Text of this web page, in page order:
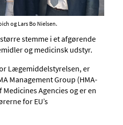
og Lars Bo Nielsen.
stemme i et afgørende
og medicinsk udstyr.
Lægemiddelstyrelsen, er
Management Group (HMA-
Medicines Agencies og er en
for EU’s